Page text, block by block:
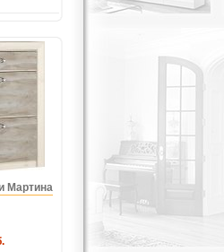
Мартина